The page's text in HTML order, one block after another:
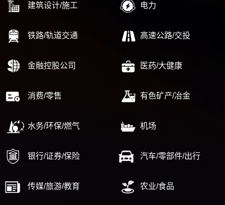
建筑设计/施工 电力
铁路/轨道交通 高速公路/交投
金融控股公司 医药/大健康
消费/零售 有色矿产/冶金
水务/环保/燃气 机场
银行/证券/保险 汽车/零部件/出行
传媒/旅游/教育 农业/食品